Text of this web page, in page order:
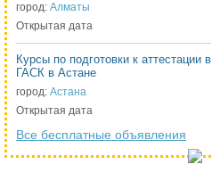
город: Алматы
Открытая дата
Курсы по подготовки к аттестации в
ГАСК в Астане
город: Астана
Открытая дата
Все бесплатные объявления